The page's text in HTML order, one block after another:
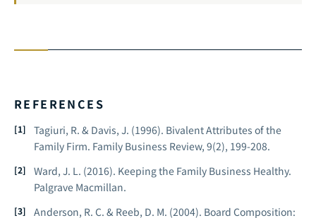
REFERENCES
Tagiuri, R. & Davis, J. (1996). Bivalent Attributes of the
Family Firm. Family Business Review, 9(2), 199-208.
Ward, J. L. (2016). Keeping the Family Business Healthy.
Palgrave Macmillan.
Anderson, R. C. & Reeb, D. M. (2004). Board Composition: